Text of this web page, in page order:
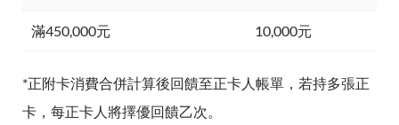
滿450,000元 10,000元
*正附卡消費合併計算後回饋至正卡人帳單，若持多張正
卡，每正卡人將擇優回饋乙次。